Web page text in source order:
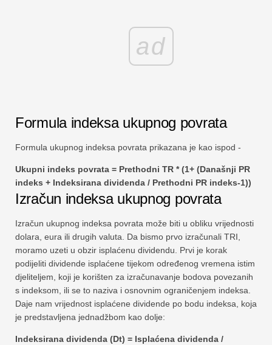
ad
Formula indeksa ukupnog povrata
Formula ukupnog indeksa povrata prikazana je kao ispod -
Ukupni indeks povrata = Prethodni TR * (1+ (Današnji PR
indeks + Indeksirana dividenda / Prethodni PR indeks-1))
Izračun indeksa ukupnog povrata
Izračun ukupnog indeksa povrata može biti u obliku vrijednosti
dolara, eura ili drugih valuta. Da bismo prvo izračunali TRI,
moramo uzeti u obzir isplaćenu dividendu. Prvi je korak
podijeliti dividende isplaćene tijekom određenog vremena istim
djeliteljem, koji je korišten za izračunavanje bodova povezanih
s indeksom, ili se to naziva i osnovnim ograničenjem indeksa.
Daje nam vrijednost isplaćene dividende po bodu indeksa, koja
je predstavljena jednadžbom kao dolje:
Indeksirana dividenda (Dt) = Isplaćena dividenda /